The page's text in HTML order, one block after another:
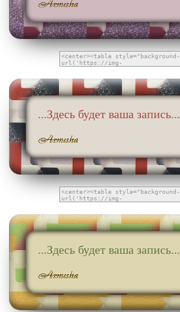
...Здесь будет ваша запись...
...Здесь будет ваша запись...